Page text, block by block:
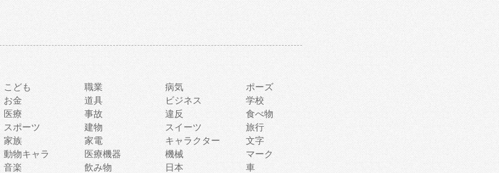
こども 職業 病気
ポーズ
お金 道具 ビジネス
学校
医療 事故 違反
食べ物
スポーツ 建物 スイーツ
旅行
家族 家電 キャラクター
文字
動物キャラ 医療機器 機械
マーク
音楽 飲み物 日本
車